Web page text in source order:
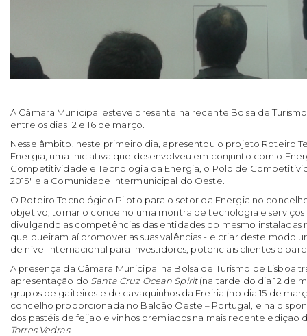
A Câmara Municipal esteve presente na recente Bolsa de
entre os dias 12 e 16 de março.
Nesse âmbito, neste primeiro dia, apresentou o projeto Roteiro
Energia, uma iniciativa que desenvolveu em conjunto com o
Competitividade e Tecnologia da Energia, o Polo de
2015" e a Comunidade Intermunicipal do Oeste.
O Roteiro Tecnológico Piloto para o setor da Energia no
objetivo, tornar o concelho uma montra de tecnologia e serviços
divulgando as competências das entidades do mesmo instaladas
que queiram aí promover as suas valências - e criar deste modo
de nível internacional para investidores, potenciais clientes e
A presença da Câmara Municipal na Bolsa de Turismo de Lisboa
apresentação do Santa Cruz Ocean Spirit(na tarde do dia 12 de
grupos de gaiteiros e de cavaquinhos da Freiria (no dia 15 de
concelho proporcionada no Balcão Oeste – Portugal, e na
dos pastéis de feijão e vinhos premiados na mais recente edição
Torres Vedras.